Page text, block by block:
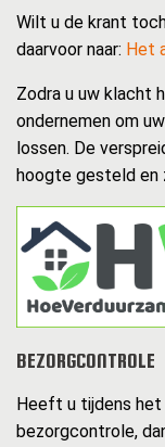
Wilt u de krant
daarvoor naar: Het
Zodra u uw klacht
ondernemen om
lossen. De
hoogte gesteld en
BEZORGCONTROLE
Heeft u tijdens het
bezorgcontrole,